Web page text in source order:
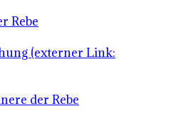
Rebe
(externer Link:
der Rebe